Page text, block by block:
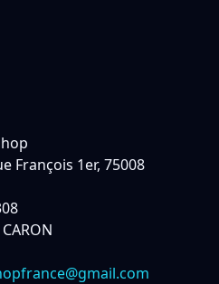
François 1er, 75008